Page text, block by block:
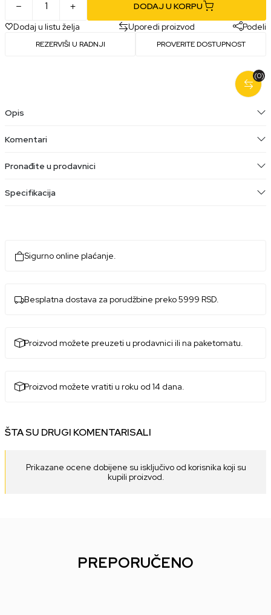
DODAJ U KORPU
Dodaj u listu želja
Uporedi proizvod Podeli
REZERVIŠI U RADNJI PROVERITE DOSTUPNOST
(0)
Opis
Komentari
Pronađite u prodavnici
Specifikacija
Sigurno online plaćanje.
Besplatna dostava za porudžbine preko 5999 RSD.
Proizvod možete preuzeti u prodavnici ili na paketomatu.
Proizvod možete vratiti u roku od 14 dana.
ŠTA SU DRUGI KOMENTARISALI
Prikazane ocene dobijene su isključivo od korisnika koji su
kupili proizvod.
PREPORUČENO